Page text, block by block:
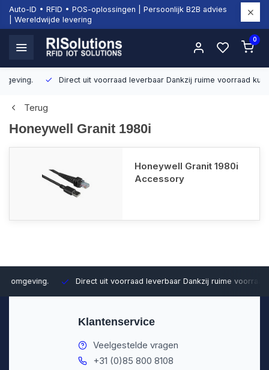
Auto-ID • RFID • POS-oplossingen | Persoonlijk B2B advies
| Wereldwijde levering
0
Direct uit voorraad leverbaarDankzij ruime voorraad kunnen wij
Terug
Honeywell Granit 1980i
Honeywell Granit 1980i
Accessory
Direct uit voorraad leverbaarDankzij ruime voorraad kunnen wij
Klantenservice
Veelgestelde vragen
+31 (0)85 800 8108